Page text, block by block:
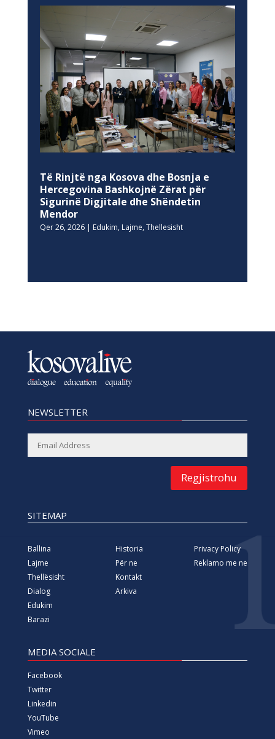
Të Rinjtë nga Kosova dhe Bosnja e
Hercegovina Bashkojnë Zërat për
Sigurinë Digjitale dhe Shëndetin
Mendor
Qer 26, 2026| Edukim, Lajme, Thellesisht
NEWSLETTER
Regjistrohu
SITEMAP
Ballina
Lajme
Thellësisht
Dialog
Edukim
Barazi
Historia
Për ne
Kontakt
Arkiva
Privacy Policy
Reklamo me ne
MEDIA SOCIALE
Facebook
Twitter
Linkedin
YouTube
Vimeo